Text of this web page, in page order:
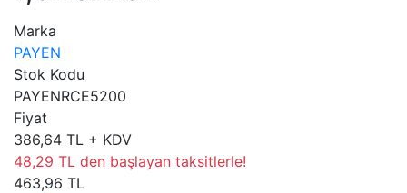
Marka
PAYEN
Stok Kodu
PAYENRCE5200
Fiyat
386,64 TL + KDV
48,29 TL den başlayan taksitlerle!
463,96 TL